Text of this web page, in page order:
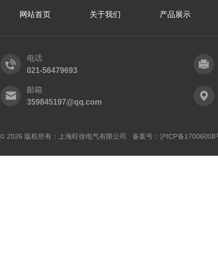
网站首页 关于我们 产品展示
电话
021-56479693
邮箱
359845197@qq.com
© 2026 版权所有：上海旺徐电气有限公司 备案号： 沪ICP备17006008